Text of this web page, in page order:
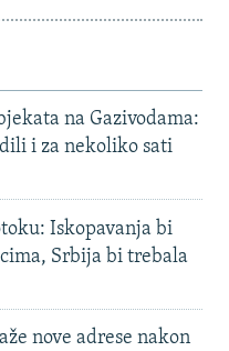
na Gazivodama:
i za nekoliko sati
Iskopavanja bi
Srbija bi trebala
nove adrese nakon